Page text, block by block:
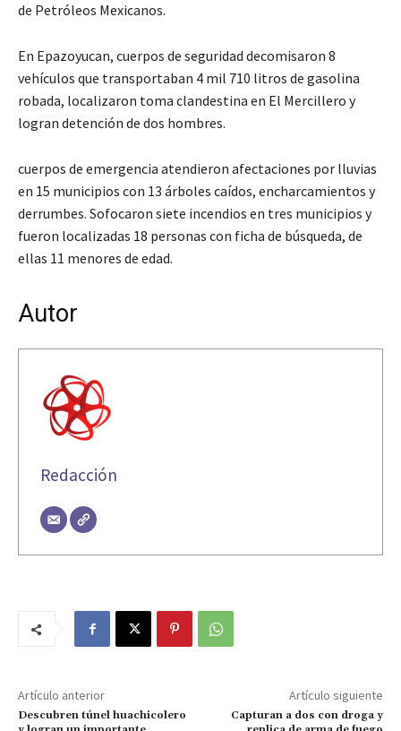
de Petróleos Mexicanos.
En Epazoyucan, cuerpos de seguridad decomisaron 8
vehículos que transportaban 4 mil 710 litros de gasolina
robada, localizaron toma clandestina en El Mercillero y
logran detención de dos hombres.
cuerpos de emergencia atendieron afectaciones por lluvias
en 15 municipios con 13 árboles caídos, encharcamientos y
derrumbes. Sofocaron siete incendios en tres municipios y
fueron localizadas 18 personas con ficha de búsqueda, de
ellas 11 menores de edad.
Autor
Redacción
Artículo anterior
Descubren túnel huachicolero
Artículo siguiente
Capturan a dos con droga y